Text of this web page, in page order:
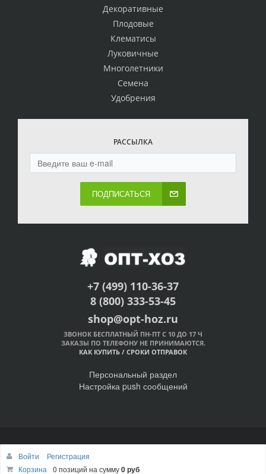
Декоративные
Плодовые
Клематисы
Луковичные
Многолетники
Семена
Удобрения
РАССЫЛКА
ПОДПИСАТЬСЯ
+7 (499) 110-36-37
8 (800) 333-53-45
shop@opt-hoz.ru
ЗВОНОК БЕСПЛАТНЫЙ ПН-ПТ С 10 ДО 17 Ч
ЗАКАЗЫ ПО ТЕЛЕФОНУ НЕ ПРИНИМАЮТСЯ.
КАК КУПИТЬ / СРОКИ ОТПРАВОК
Персональный раздел
Настройка push сообщений
© Интернет-магазин ОПТ-ХОЗ, 2011-2026
Войти
Регистрация
Корзина
0 позиций на сумму0 руб